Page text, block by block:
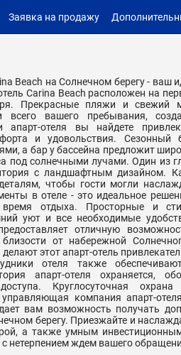
Заявка на продажу
Beach на Солнечном берегу - ваш
Carina Beach расположен на
Прекрасные пляжи и свежий
вашего пребывания,
отеля вы найдете
и удовольствия. Сезонный
а бар у бассейна предложит
под солнечными лучами. Один из
с ландшафтным дизайном.
чтобы гости могли
в отеле - это идеальное
отдыха. Просторные и
уют и все необходимые
отличную
от набережной
этот апарт-отель
отеля также
апарт-отеля охраняется,
Круглосуточная охрана
компания апарт-
вам возможность получать
берегу. Приезжайте и
а также умным
нетерпением ждем вашего